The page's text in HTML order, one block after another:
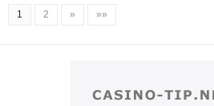
1 2 » »»